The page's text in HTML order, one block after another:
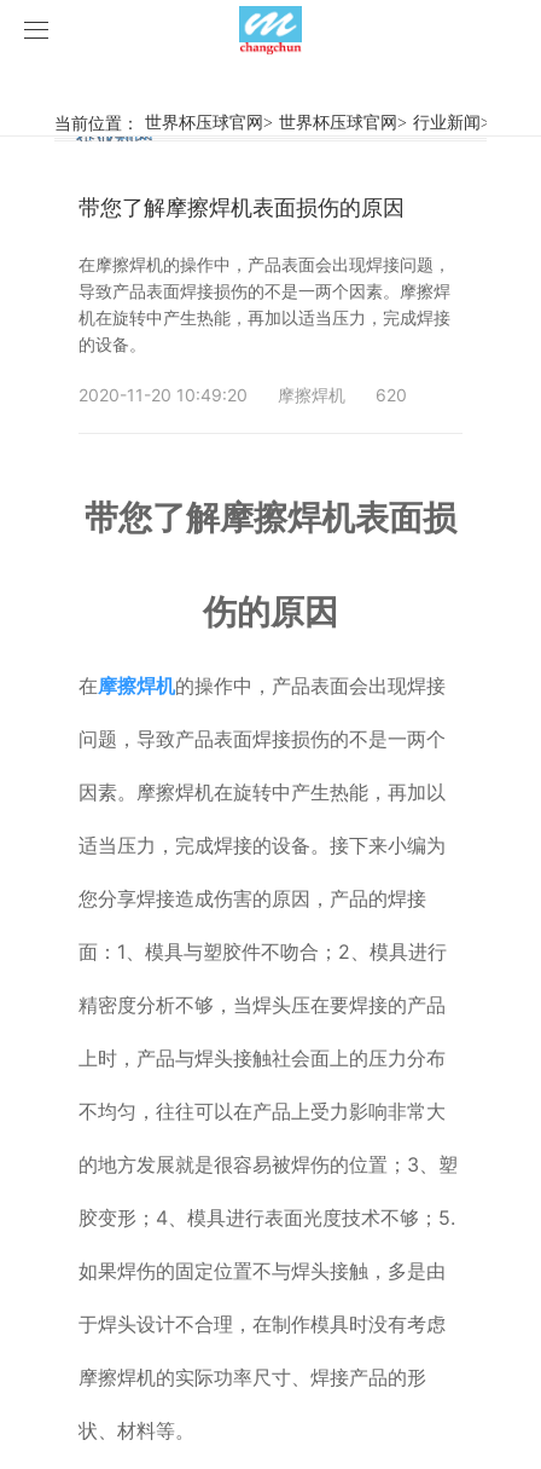
世界杯压球官网
旋弧焊机
摩擦焊机
惯性摩擦焊机
连续驱动摩擦焊机
简易数控铣床
产品视频
世界杯压球官网
行业新闻
企业动态
案例展示
客户案例
荣誉资质
世界杯压球官网-世界杯(中国)
当前位置： 世界杯压球官网> 世界杯压球官网> 行业新闻>
行业新闻
企业动态
带您了解摩擦焊机表面损伤的原因
在摩擦焊机的操作中，产品表面会出现焊接问题，
导致产品表面焊接损伤的不是一两个因素。摩擦焊
机在旋转中产生热能，再加以适当压力，完成焊接
的设备。
2020-11-20 10:49:20 摩擦焊机 620
带您了解摩擦焊机表面损
伤的原因
在摩擦焊机的操作中，产品表面会出现焊接
问题，导致产品表面焊接损伤的不是一两个
因素。摩擦焊机在旋转中产生热能，再加以
适当压力，完成焊接的设备。接下来小编为
您分享焊接造成伤害的原因，产品的焊接
面：1、模具与塑胶件不吻合；2、模具进行
精密度分析不够，当焊头压在要焊接的产品
上时，产品与焊头接触社会面上的压力分布
不均匀，往往可以在产品上受力影响非常大
的地方发展就是很容易被焊伤的位置；3、塑
胶变形；4、模具进行表面光度技术不够；5.
如果焊伤的固定位置不与焊头接触，多是由
于焊头设计不合理，在制作模具时没有考虑
摩擦焊机的实际功率尺寸、焊接产品的形
状、材料等。